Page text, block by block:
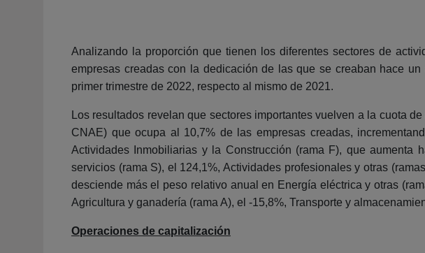
Analizando la proporción que tienen los diferentes sectores de
empresas creadas con la dedicación de las que se creaban hace
primer trimestre de 2022, respecto al mismo de 2021.
Los resultados revelan que sectores importantes vuelven a la cuota
CNAE) que ocupa al 10,7% de las empresas creadas,
Actividades Inmobiliarias y la Construcción (rama F), que aumenta
servicios (rama S), el 124,1%, Actividades profesionales y otras
desciende más el peso relativo anual en Energía eléctrica y otras
Agricultura y ganadería (rama A), el -15,8%, Transporte y
Operaciones de capitalización